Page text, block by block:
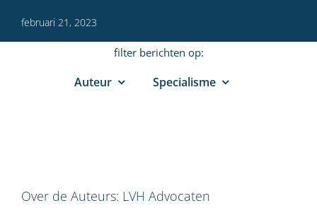
februari 21, 2023
filter berichten op:
Auteur Specialisme
Over de Auteurs: LVH Advocaten